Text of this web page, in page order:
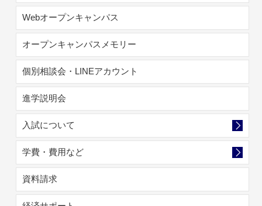
Webオープンキャンパス
オープンキャンパスメモリー
個別相談会・LINEアカウント
進学説明会
入試について
学費・費用など
資料請求